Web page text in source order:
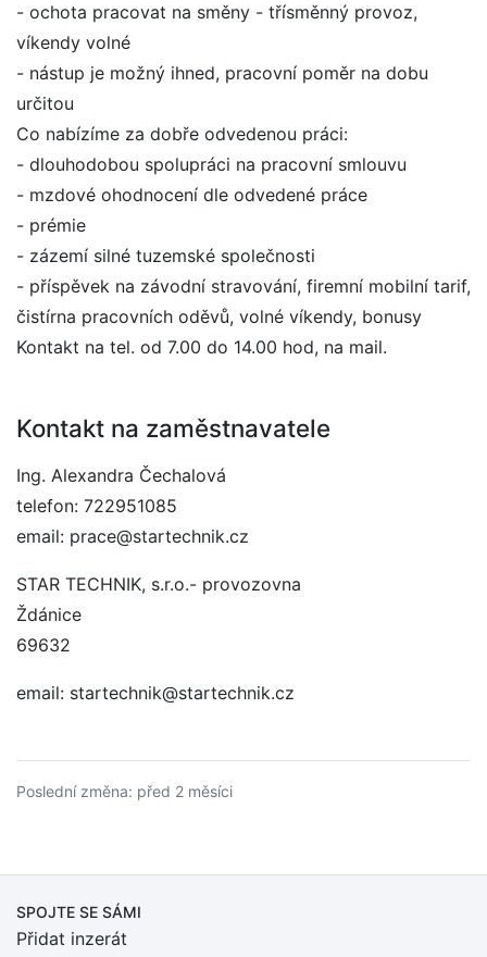
- ochota pracovat na směny - třísměnný provoz,
víkendy volné
- nástup je možný ihned, pracovní poměr na dobu
určitou
Co nabízíme za dobře odvedenou práci:
- dlouhodobou spolupráci na pracovní smlouvu
- mzdové ohodnocení dle odvedené práce
- prémie
- zázemí silné tuzemské společnosti
- příspěvek na závodní stravování, firemní mobilní tarif,
čistírna pracovních oděvů, volné víkendy, bonusy
Kontakt na tel. od 7.00 do 14.00 hod, na mail.
Kontakt na zaměstnavatele
Ing. Alexandra Čechalová
telefon: 722951085
email: prace@startechnik.cz
STAR TECHNIK, s.r.o.- provozovna
Ždánice
69632
email: startechnik@startechnik.cz
Poslední změna: před 2 měsíci
SPOJTE SE SÁMI
Přidat inzerát